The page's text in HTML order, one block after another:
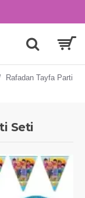
Rafadan Tayfa Parti
Seti